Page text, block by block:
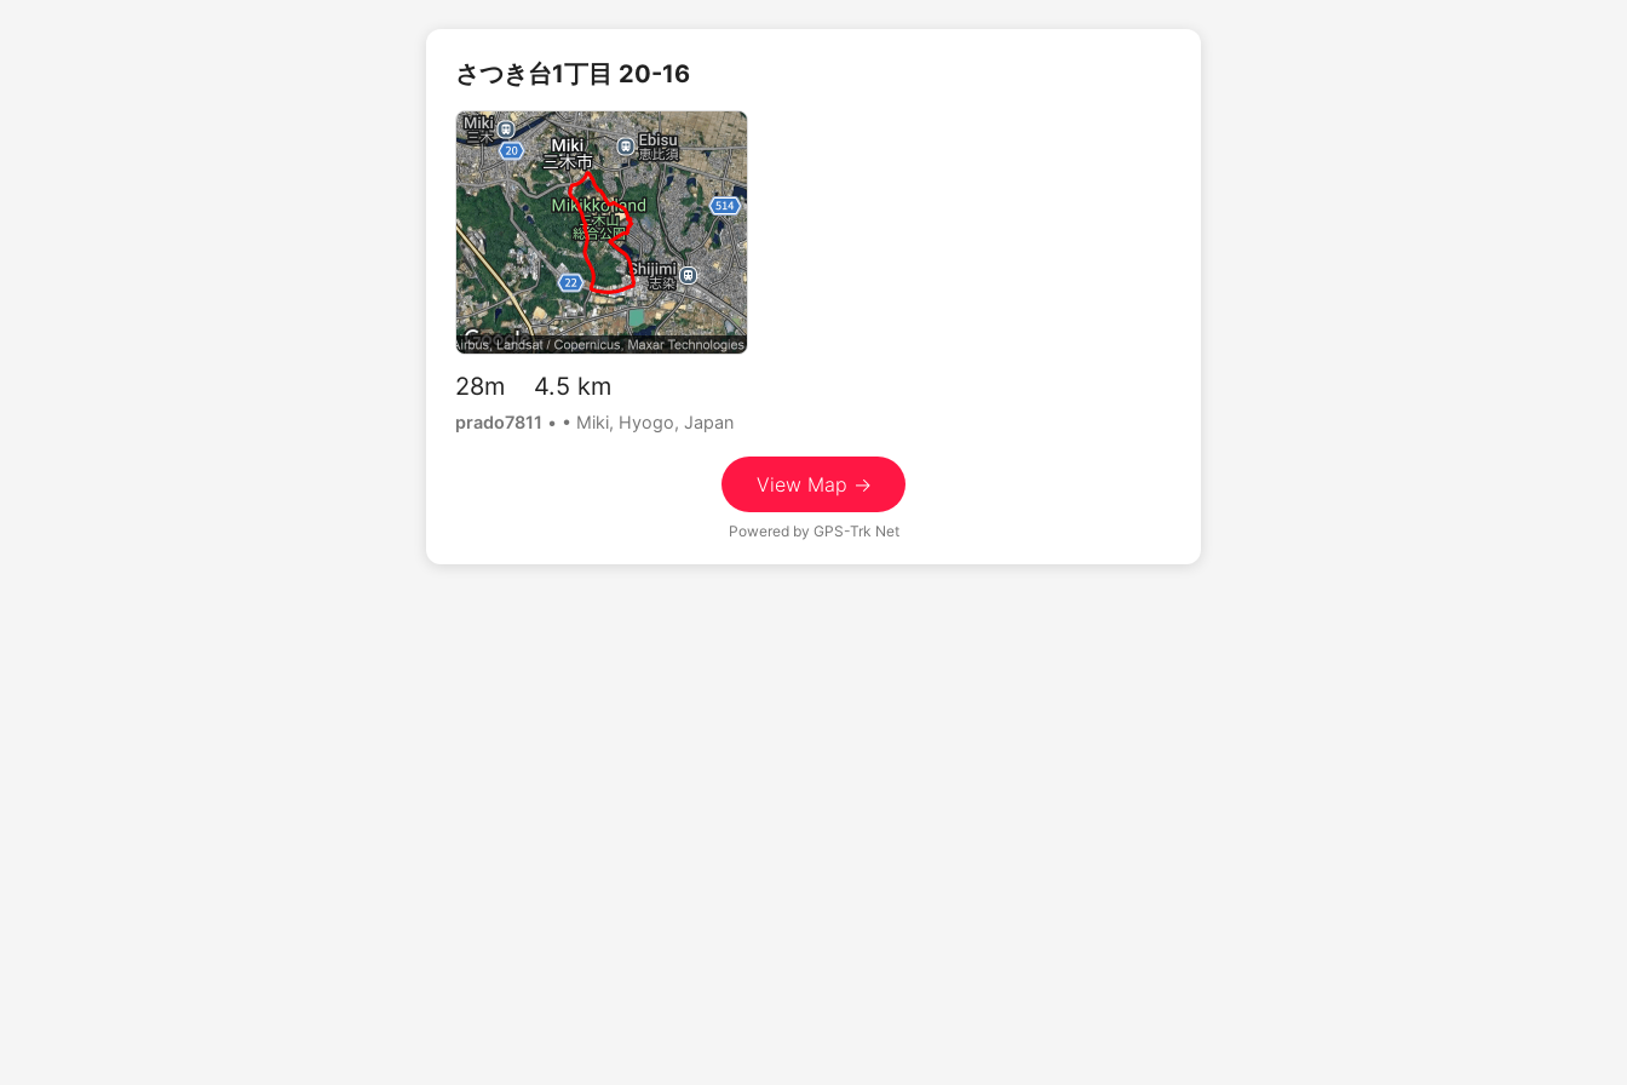
さつき台1丁目 20-16
28m 4.5 km
prado7811 • • Miki, Hyogo, Japan
View Map →
Powered by GPS-Trk Net